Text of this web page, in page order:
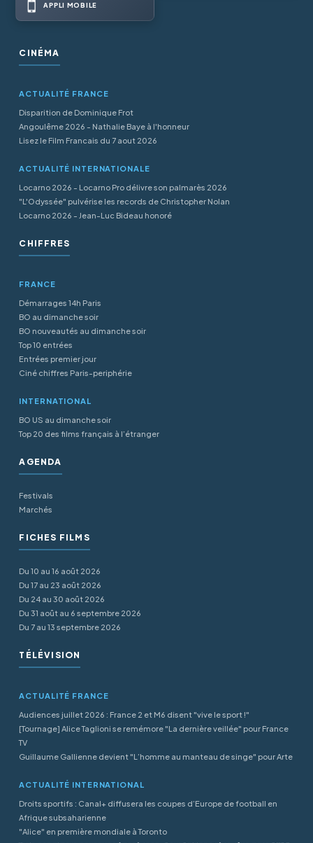
APPLI MOBILE
CINÉMA
ACTUALITÉ FRANCE
Disparition de Dominique Frot
Angoulême 2026 - Nathalie Baye à l'honneur
Lisez le Film Francais du 7 aout 2026
ACTUALITÉ INTERNATIONALE
Locarno 2026 - Locarno Pro délivre son palmarès 2026
"L'Odyssée" pulvérise les records de Christopher Nolan
Locarno 2026 - Jean-Luc Bideau honoré
CHIFFRES
FRANCE
Démarrages 14h Paris
BO au dimanche soir
BO nouveautés au dimanche soir
Top 10 entrées
Entrées premier jour
Ciné chiffres Paris-periphérie
INTERNATIONAL
BO US au dimanche soir
Top 20 des films français à l’étranger
AGENDA
Festivals
Marchés
FICHES FILMS
Du 10 au 16 août 2026
Du 17 au 23 août 2026
Du 24 au 30 août 2026
Du 31 août au 6 septembre 2026
Du 7 au 13 septembre 2026
TÉLÉVISION
ACTUALITÉ FRANCE
Audiences juillet 2026 : France 2 et M6 disent "vive le sport !"
[Tournage] Alice Taglioni se remémore "La dernière veillée" pour France
TV
Guillaume Gallienne devient "L’homme au manteau de singe" pour Arte
ACTUALITÉ INTERNATIONAL
Droits sportifs : Canal+ diffusera les coupes d’Europe de football en
Afrique subsaharienne
"Alice" en première mondiale à Toronto